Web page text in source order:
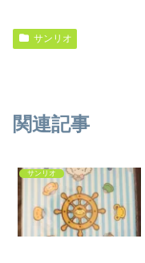
サンリオ
関連記事
サンリオ